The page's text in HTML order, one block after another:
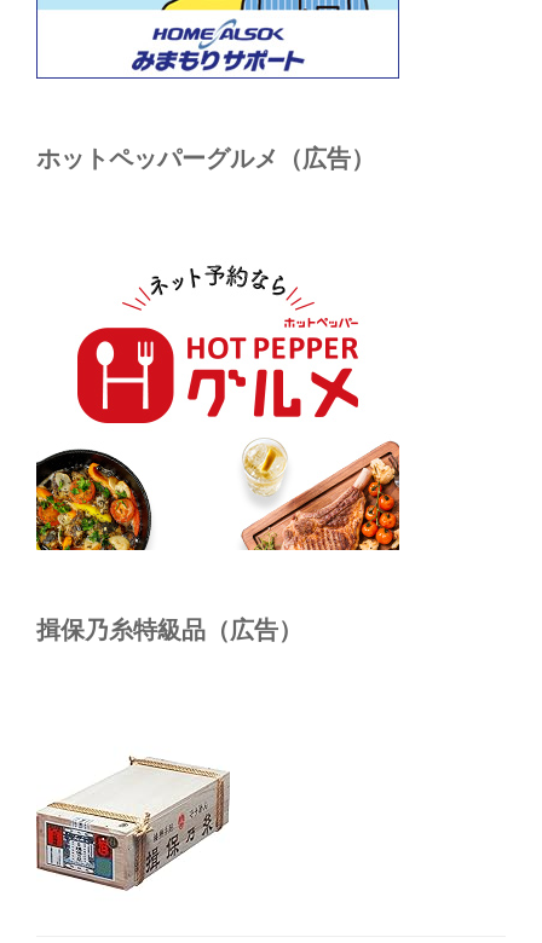
ホットペッパーグルメ（広告）
揖保乃糸特級品（広告）